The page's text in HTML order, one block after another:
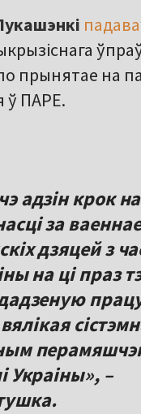
прынятае на
ў ПАРЕ.
адзін крок
за ваеннае
дзяцей з
на ці праз
Украіны», –